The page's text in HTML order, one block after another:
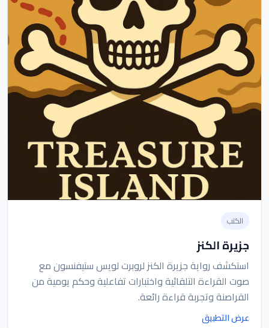
الكتب
جزيرة الكنز
استكشف رواية جزيرة الكنز لروبرت لويس ستيفنسون مع
صوت القراءة التلقائية واختبارات تفاعلية وحكم يومية من
القراصنة وتجربة قراءة رائعة.
عرض التطبيق